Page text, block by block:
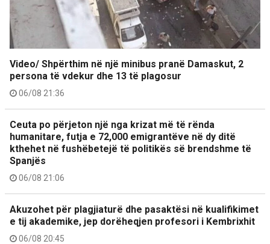
Video/ Shpërthim në një minibus pranë Damaskut, 2
persona të vdekur dhe 13 të plagosur
06/08 21:36
Ceuta po përjeton një nga krizat më të rënda
humanitare, futja e 72,000 emigrantëve në dy ditë
kthehet në fushëbetejë të politikës së brendshme të
Spanjës
06/08 21:06
Akuzohet për plagjiaturë dhe pasaktësi në kualifikimet
e tij akademike, jep dorëheqjen profesori i Kembrixhit
06/08 20:45